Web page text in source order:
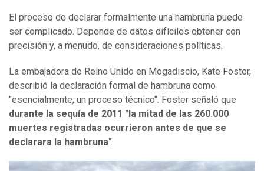
El proceso de declarar formalmente una hambruna puede
ser complicado. Depende de datos difíciles obtener con
precisión y, a menudo, de consideraciones políticas.
La embajadora de Reino Unido en Mogadiscio, Kate Foster,
describió la declaración formal de hambruna como
"esencialmente, un proceso técnico". Foster señaló que
durante la sequía de 2011 "la mitad de las 260.000
muertes registradas ocurrieron antes de que se
declarara la hambruna".